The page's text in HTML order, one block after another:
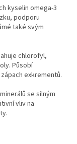
kyselin omega-3
podporu
také svým
chlorofyl,
Působí
exkrementů.
se silným
vliv na